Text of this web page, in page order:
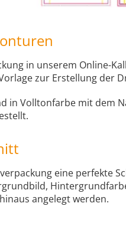
in unserem Online-
zur Erstellung der
in Volltonfarbe mit dem
eine perfekte
angelegt werden.